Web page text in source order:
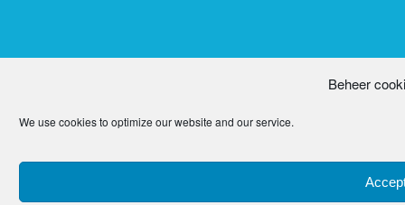
Beheer
We use cookies to optimize our website and our service.